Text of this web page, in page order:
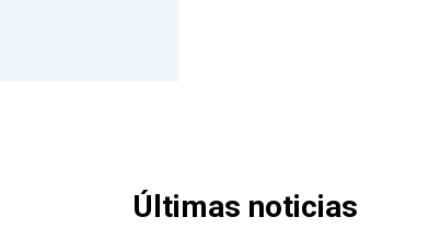
Últimas noticias